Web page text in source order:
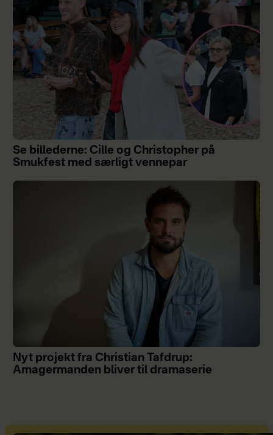
Se billederne: Cille og Christopher på
Smukfest med særligt vennepar
Nyt projekt fra Christian Tafdrup:
Amagermanden bliver til dramaserie